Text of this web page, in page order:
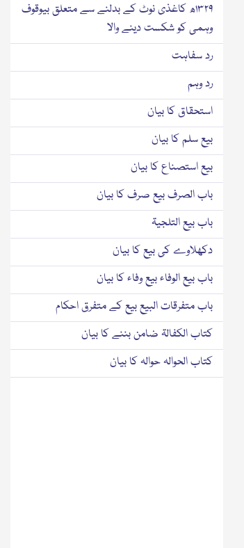
۱۳۲۹ھ کاغذی نوٹ کے بدلنے سے متعلق بیوقوف
وہمی کو شکست دینے والا
رد سفاہت
رد وہم
استحقاق کا بیان
بیع سلم کا بیان
بیع استصناع کا بیان
باب الصرف بیع صرف کا بیان
باب بیع التلجیۃ
دکھلاوے کی بیع کا بیان
باب بیع الوفاء بیع وفاء کا بیان
باب متفرقات البیع بیع کے متفرق احکام
کتاب الکفالۃ ضامن بننے کا بیان
کتاب الحوالہ حوالہ کا بیان